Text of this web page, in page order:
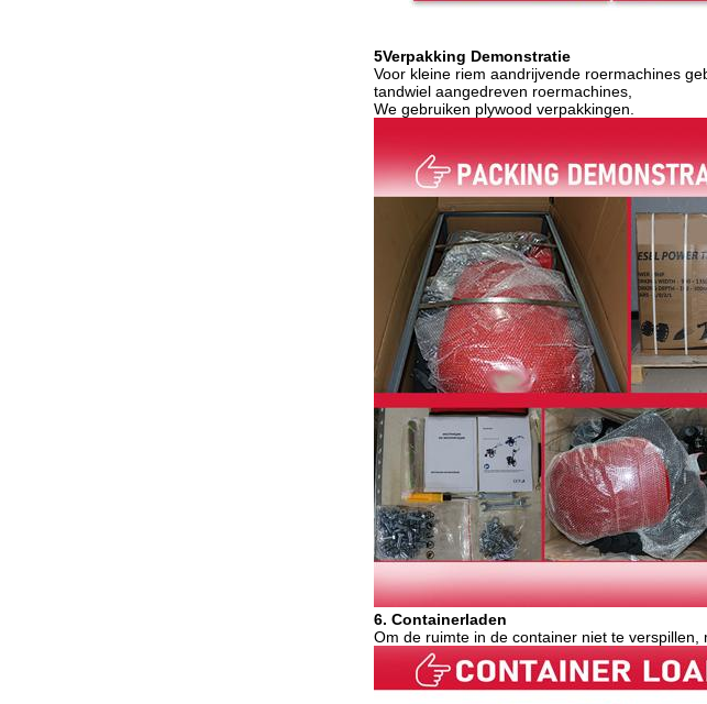
5Verpakking Demonstratie
Voor kleine riem aandrijvende roermachines
tandwiel aangedreven roermachines,
We gebruiken plywood verpakkingen.
6. Containerladen
Om de ruimte in de container niet te